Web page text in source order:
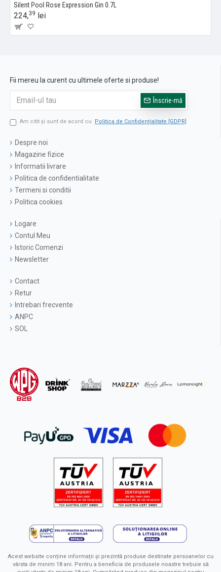
Silent Pool Rose Expression Gin 0.7L
224,39 lei
Fii mereu la curent cu ultimele oferte si produse!
Înscrie-mă
Am citit şi sunt de acord cu Politica de Confidențialitate [GDPR]
Despre noi
Magazine fizice
Informatii livrare
Politica de confidentialitate
Termeni si conditii
Politica cookies
Logare
Contul Meu
Istoric Comenzi
Newsletter
Contact
Retur
Intrebari frecvente
ANPC
SOL
Acest website conține informații și prezintă produse destinate persoanelor cu
vârsta de minim 18 ani. Pentru a beneficia de produsele noastre trebuie să